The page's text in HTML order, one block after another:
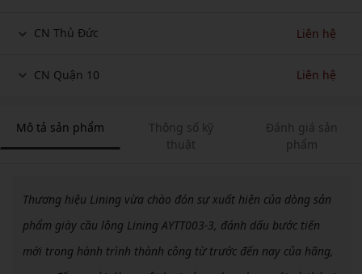
CN Thủ Đức Liên hệ
CN Quận 10 Liên hệ
Mô tả sản phẩm
Thông số kỹ
thuật
Đánh giá sản
phẩm
Thương hiệu Lining vừa chào đón sự xuất hiện của dòng sản
phẩm giày cầu lông Lining AYTT003-3, đánh dấu bước tiến
mới trong hành trình thành công từ trước đến nay của hãng,